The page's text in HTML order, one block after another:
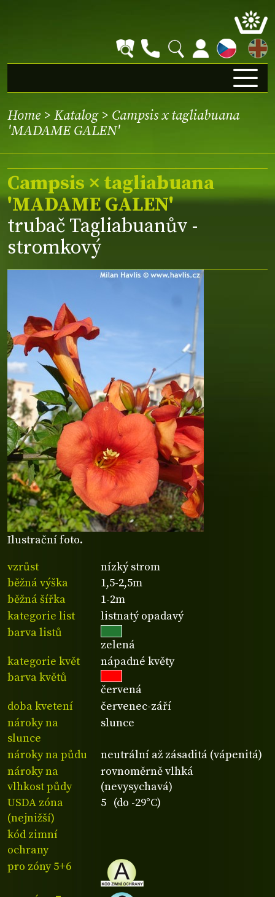
EN
Home > Katalog> Campsis x tagliabuana
'MADAME GALEN'
Ilustrační foto.
Campsis × tagliabuana
'MADAME GALEN'
trubač Tagliabuanův -
stromkový
vzrůst
nízký strom
běžná výška
1,5-2,5m
běžná šířka
1-2m
kategorie list
listnatý opadavý
barva listů
zelená
kategorie květ
nápadné květy
barva květů
červená
doba kvetení
červenec-září
nároky na
slunce
slunce
nároky na půdu
neutrální až zásaditá (vápenitá)
nároky na
vlhkost půdy
rovnoměrně vlhká
(nevysychavá)
USDA zóna
(nejnižší)
5 (do -29°C)
kód zimní
ochrany
pro zóny 5+6